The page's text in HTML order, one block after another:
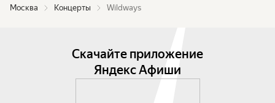
Москва Концерты Wildways
Скачайте приложение
Яндекс Афиши